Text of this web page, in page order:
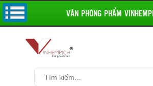
VĂN PHÒNG PHẨM